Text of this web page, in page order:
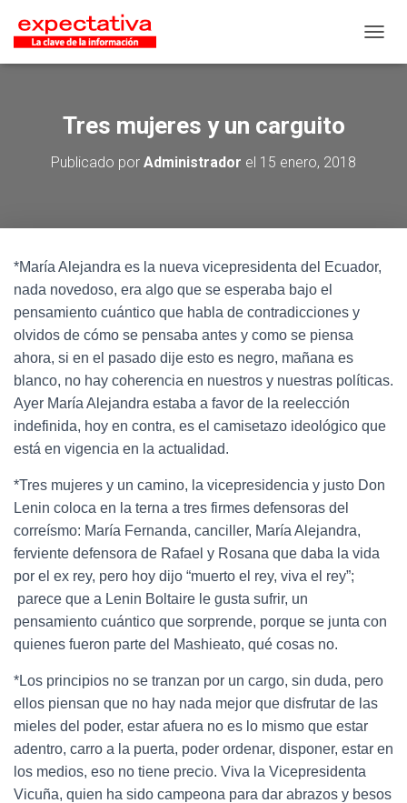
Tres mujeres y un carguito
Publicado por Administrador el 15 enero, 2018
*María Alejandra es la nueva vicepresidenta del Ecuador,
nada novedoso, era algo que se esperaba bajo el
pensamiento cuántico que habla de contradicciones y
olvidos de cómo se pensaba antes y como se piensa
ahora, si en el pasado dije esto es negro, mañana es
blanco, no hay coherencia en nuestros y nuestras políticas.
Ayer María Alejandra estaba a favor de la reelección
indefinida, hoy en contra, es el camisetazo ideológico que
está en vigencia en la actualidad.
*Tres mujeres y un camino, la vicepresidencia y justo Don
Lenin coloca en la terna a tres firmes defensoras del
correísmo: María Fernanda, canciller, María Alejandra,
ferviente defensora de Rafael y Rosana que daba la vida
por el ex rey, pero hoy dijo “muerto el rey, viva el rey”;
parece que a Lenin Boltaire le gusta sufrir, un
pensamiento cuántico que sorprende, porque se junta con
quienes fueron parte del Mashieato, qué cosas no.
*Los principios no se tranzan por un cargo, sin duda, pero
ellos piensan que no hay nada mejor que disfrutar de las
mieles del poder, estar afuera no es lo mismo que estar
adentro, carro a la puerta, poder ordenar, disponer, estar en
los medios, eso no tiene precio. Viva la Vicepresidenta
Vicuña, quien ha sido campeona para dar abrazos y besos